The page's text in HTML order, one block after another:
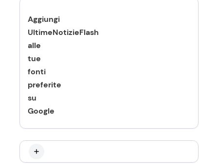
Aggiungi
UltimeNotizieFlash
alle
tue
fonti
preferite
su
Google